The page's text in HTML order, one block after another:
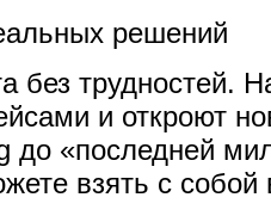
решений
без трудностей.
и откроют
до «последней
взять с